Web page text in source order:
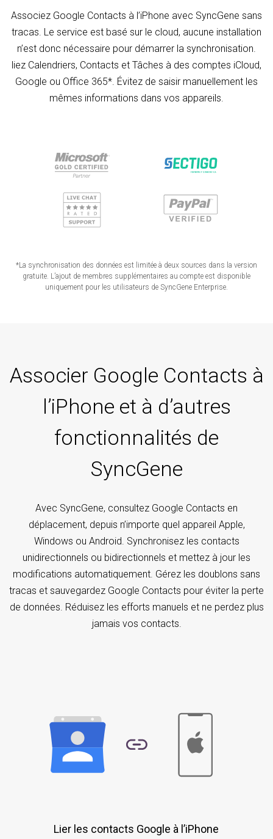
Associez Google Contacts à l’iPhone avec SyncGene sans
tracas. Le service est basé sur le cloud, aucune installation
n’est donc nécessaire pour démarrer la synchronisation.
liez Calendriers, Contacts et Tâches à des comptes iCloud,
Google ou Office 365*. Évitez de saisir manuellement les
mêmes informations dans vos appareils.
*La synchronisation des données est limitée à deux sources dans la version
gratuite. L’ajout de membres supplémentaires au compte est disponible
uniquement pour les utilisateurs de SyncGene Enterprise.
Associer Google Contacts à
l’iPhone et à d’autres
fonctionnalités de
SyncGene
Avec SyncGene, consultez Google Contacts en
déplacement, depuis n’importe quel appareil Apple,
Windows ou Android. Synchronisez les contacts
unidirectionnels ou bidirectionnels et mettez à jour les
modifications automatiquement. Gérez les doublons sans
tracas et sauvegardez Google Contacts pour éviter la perte
de données. Réduisez les efforts manuels et ne perdez plus
jamais vos contacts.
Lier les contacts Google à l’iPhone